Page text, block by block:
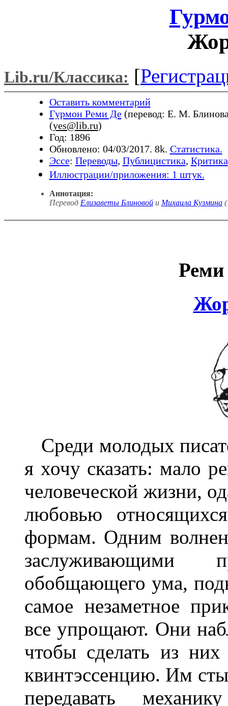
Lib.ru/Классика: [
Оставить комментарий
Гурмон Реми Де(перевод: Е. М.
(yes@lib.ru)
Год: 1896
Обновлено: 04/03/2017. 8k. Статистика.
Эссе: Переводы, Публицистика, Критика
Иллюстрации/приложения: 1 штук.
Аннотация:
Перевод Елизаветы Блиновойи Михаила Кузмина
Реми
Среди молодых
я хочу сказать: мало
человеческой жизни,
любовью
формам. Одним
заслуживающими
обобщающего ума,
самое незаметное
все упрощают. Они
чтобы сделать из
квинтэссенцию. Им
передавать